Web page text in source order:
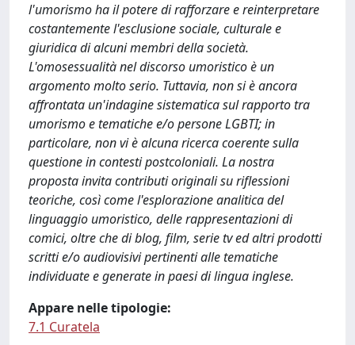
l'umorismo ha il potere di rafforzare e reinterpretare
costantemente l'esclusione sociale, culturale e
giuridica di alcuni membri della società.
L'omosessualità nel discorso umoristico è un
argomento molto serio. Tuttavia, non si è ancora
affrontata un'indagine sistematica sul rapporto tra
umorismo e tematiche e/o persone LGBTI; in
particolare, non vi è alcuna ricerca coerente sulla
questione in contesti postcoloniali. La nostra
proposta invita contributi originali su riflessioni
teoriche, così come l'esplorazione analitica del
linguaggio umoristico, delle rappresentazioni di
comici, oltre che di blog, film, serie tv ed altri prodotti
scritti e/o audiovisivi pertinenti alle tematiche
individuate e generate in paesi di lingua inglese.
Appare nelle tipologie:
7.1 Curatela